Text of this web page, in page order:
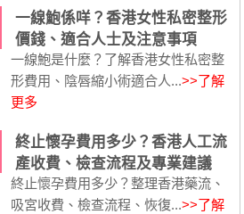
一線鮑係咩？香港女性私密整形
價錢、適合人士及注意事項
一線鮑是什麼？了解香港女性私密整
形費用、陰唇縮小術適合人...>>了解
更多
終止懷孕費用多少？香港人工流
產收費、檢查流程及專業建議
終止懷孕費用多少？整理香港藥流、
吸宮收費、檢查流程、恢復...>>了解